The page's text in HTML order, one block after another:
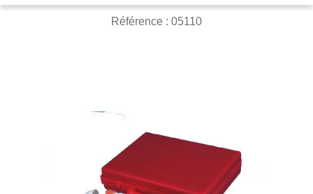
Référence : 05110